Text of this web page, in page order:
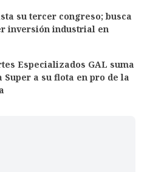
su tercer congreso; busca
inversión industrial en
Especializados GAL suma
Super a su flota en pro de la